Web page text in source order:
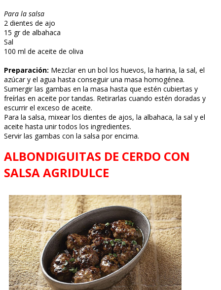
Para la salsa
2 dientes de ajo
15 gr de albahaca
Sal
100 ml de aceite de oliva
Preparación: Mezclar en un bol los huevos, la harina, la sal, el
azúcar y el agua hasta conseguir una masa homogénea.
Sumergir las gambas en la masa hasta que estén cubiertas y
freírlas en aceite por tandas. Retirarlas cuando estén doradas y
escurrir el exceso de aceite.
Para la salsa, mixear los dientes de ajos, la albahaca, la sal y el
aceite hasta unir todos los ingredientes.
Servir las gambas con la salsa por encima.
ALBONDIGUITAS DE CERDO CON
SALSA AGRIDULCE